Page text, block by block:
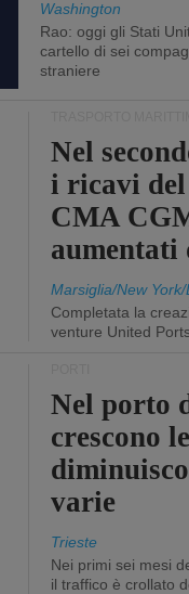
Washington
Rao: oggi gli Stati
cartello di sei
straniere
Nel
i ricavi
CMA
aumentati
Marsiglia/New
Completata la
venture United
Nel porto
crescono
varie
Trieste
Nei primi sei mesi
il traffico è crollato